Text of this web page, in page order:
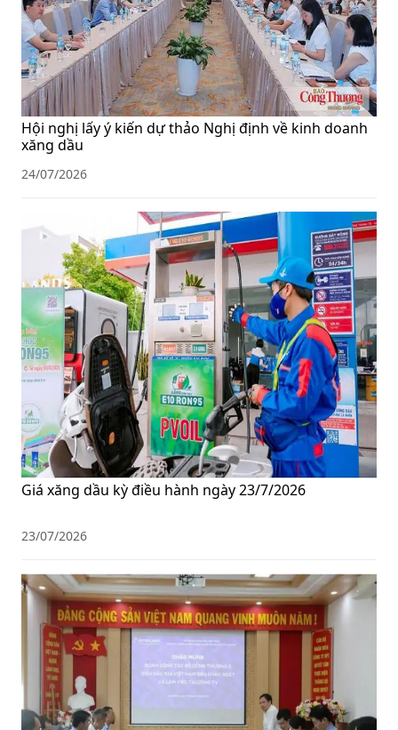
Hội nghị lấy ý kiến dự thảo Nghị định về kinh doanh
xăng dầu
24/07/2026
Giá xăng dầu kỳ điều hành ngày 23/7/2026
23/07/2026